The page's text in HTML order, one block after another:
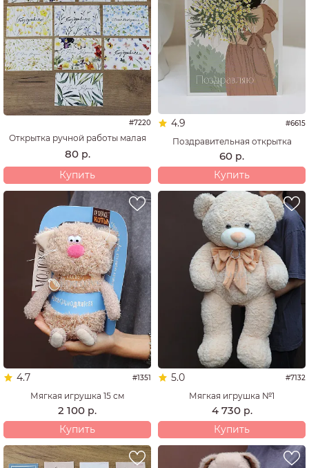
#7220
Открытка ручной работы малая
80 р.
Купить
4.9 #6615
Поздравительная открытка
60 р.
Купить
4.7 #1351
Мягкая игрушка 15 см
2 100 р.
Купить
5.0 #7132
Мягкая игрушка №1
4 730 р.
Купить